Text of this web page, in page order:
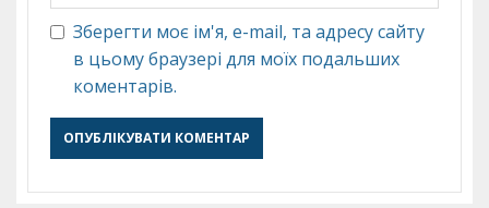
Зберегти моє ім'я, e-mail, та адресу сайту
в цьому браузері для моїх подальших
коментарів.